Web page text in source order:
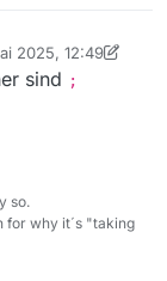
2025, 12:49
DerReisende77
sind ;
so.
for why it´s "taking